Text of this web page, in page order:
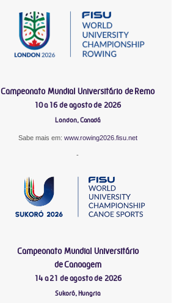
Campeonato Mundial Universitário de Remo
10 a 16 de agosto de 2026
London, Canadá
Sabe mais em: www.rowing2026.fisu.net
-
Campeonato Mundial Universitário
de Canoagem
14 a 21 de agosto de 2026
Sukoró, Hungria